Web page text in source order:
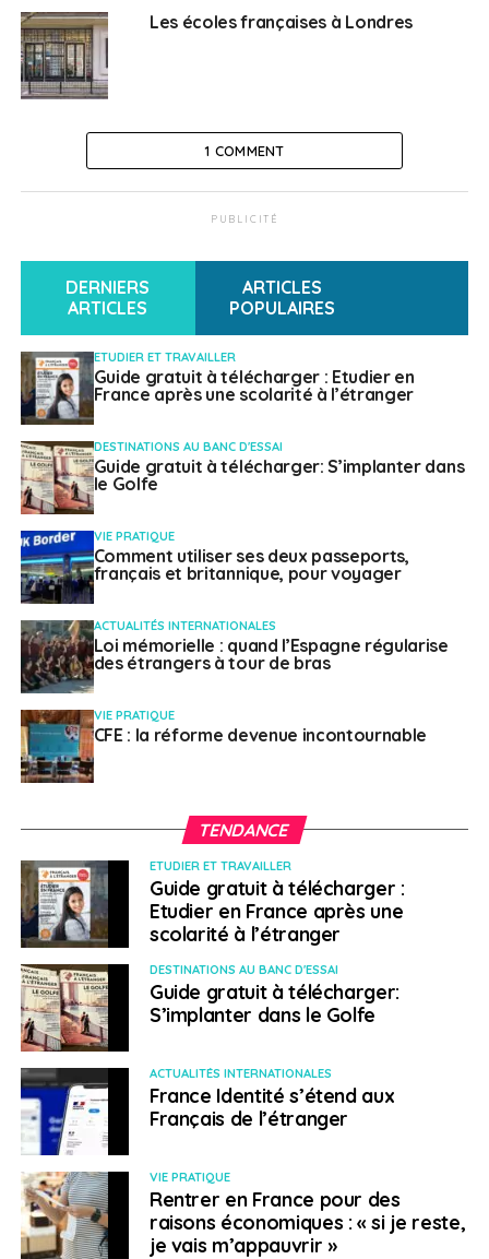
Britanniques seront désormais soumis au taux des
prélèvements sociaux de 17,2%.
Vente immobilière : une
obligation de désigner
un représentant fiscal
résidents français au Royaume-Uni qui vendent un bien
immobilier en France. Ils devront désormais désigner un
représentant fiscal en France pour réaliser la
accréditée, une banque ou un établissement de crédit
exerçant en France ou toute autre personne
accréditée par l’administration si son domicile fiscal se
trouve en France.
Seules trois conditions peuvent dispenser de désigner
– Le prix de vente ne dépasse pas 150 000 euros
– Le bien immobilier bénéficie d’une exonération totale
d’imposition compte tenu de la durée de détention du
bien
– Le bien est exonéré de plus-value au titre de la
cession de l’ancienne résidence principale
Un délai de neuf mois
pour le PEA
Les titres des sociétés dont le siège est au Royaume-
Uni ne peuvent plus être détenus dans un Plan
compte-titres de droit français à la fiscalité
avantageuse. Pour être éligibles au plan d’épargne en
actions, les titres doivent notamment être émis par des
l’Union européenne ou dans un État qui fait parti de
l’Espace économique européen. Ce qui n’est plus le cas
du Royaume-Uni. Toutefois, une période de tolérance
de neuf mois est admise à compter du 1er janvier 2021.
Les titres restent éligibles au PEA afin de laisser le
temps nécessaire à leur régularisation. Durant ces neuf
mois de battement, deux solutions s’offrent aux
Les écoles françaises à Londres
1 COMMENT
PUBLICITÉ
DERNIERS
ARTICLES
ARTICLES
POPULAIRES
ETUDIER ET TRAVAILLER
Guide gratuit à télécharger : Etudier en
France après une scolarité à l’étranger
DESTINATIONS AU BANC D'ESSAI
Guide gratuit à télécharger: S’implanter dans
le Golfe
VIE PRATIQUE
Comment utiliser ses deux passeports,
français et britannique, pour voyager
ACTUALITÉS INTERNATIONALES
Loi mémorielle : quand l’Espagne régularise
des étrangers à tour de bras
VIE PRATIQUE
CFE : la réforme devenue incontournable
TENDANCE
ETUDIER ET TRAVAILLER
Guide gratuit à télécharger :
Etudier en France après une
scolarité à l’étranger
DESTINATIONS AU BANC D'ESSAI
Guide gratuit à télécharger:
S’implanter dans le Golfe
ACTUALITÉS INTERNATIONALES
France Identité s’étend aux
Français de l’étranger
VIE PRATIQUE
Rentrer en France pour des
raisons économiques : « si je reste,
je vais m’appauvrir »